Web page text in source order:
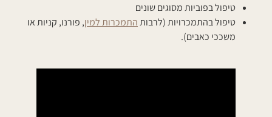
טיפול בפוביות מסוגים שונים
טיפול בהתמכרויות (לרבותהתמכרות למין, פורנו, קניות או
משככי כאבים).